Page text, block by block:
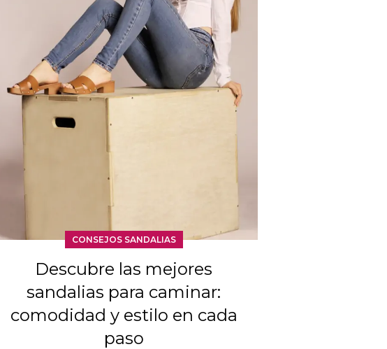
CONSEJOS SANDALIAS
Descubre las mejores
sandalias para caminar:
comodidad y estilo en cada
paso